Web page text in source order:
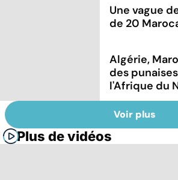
Une vague
de 20
Algérie,
des
l'Afrique du
Voir plus
Plus de vidéos